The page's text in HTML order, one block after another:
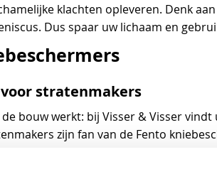
klachten opleveren. Denk
Dus spaar uw lichaam en
stratenmakers
bouw werkt: bij Visser & Visser
zijn fan van de Fento
ondersteunt en
ook de Fento kniebeschermer